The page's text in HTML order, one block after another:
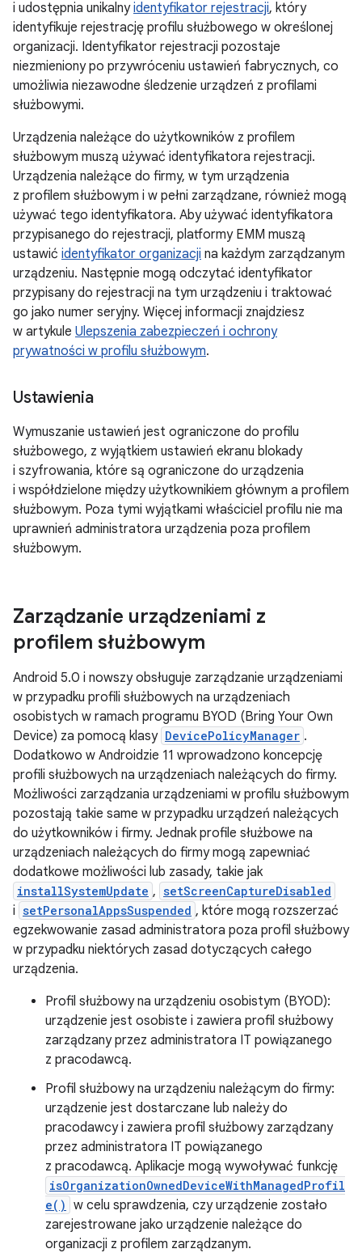
i udostępnia unikalnyidentyfikator rejestracji, który
identyfikuje rejestrację profilu służbowego w określonej
organizacji. Identyfikator rejestracji pozostaje
niezmieniony po przywróceniu ustawień fabrycznych, co
umożliwia niezawodne śledzenie urządzeń z profilami
służbowymi.
Urządzenia należące do użytkowników z profilem
służbowym muszą używać identyfikatora rejestracji.
Urządzenia należące do firmy, w tym urządzenia
z profilem służbowym i w pełni zarządzane, również mogą
używać tego identyfikatora. Aby używać identyfikatora
przypisanego do rejestracji, platformy EMM muszą
ustawić identyfikator organizacji na każdym zarządzanym
urządzeniu. Następnie mogą odczytać identyfikator
przypisany do rejestracji na tym urządzeniu i traktować
go jako numer seryjny. Więcej informacji znajdziesz
w artykule Ulepszenia zabezpieczeń i ochrony
prywatności w profilu służbowym.
Ustawienia
Wymuszanie ustawień jest ograniczone do profilu
służbowego, z wyjątkiem ustawień ekranu blokady
i szyfrowania, które są ograniczone do urządzenia
i współdzielone między użytkownikiem głównym a profilem
służbowym. Poza tymi wyjątkami właściciel profilu nie ma
uprawnień administratora urządzenia poza profilem
służbowym.
Zarządzanie urządzeniami z
profilem służbowym
Android 5.0 i nowszy obsługuje zarządzanie urządzeniami
w przypadku profili służbowych na urządzeniach
osobistych w ramach programu BYOD (Bring Your Own
Device) za pomocą klasy DevicePolicyManager .
Dodatkowo w Androidzie 11 wprowadzono koncepcję
profili służbowych na urządzeniach należących do firmy.
Możliwości zarządzania urządzeniami w profilu służbowym
pozostają takie same w przypadku urządzeń należących
do użytkowników i firmy. Jednak profile służbowe na
urządzeniach należących do firmy mogą zapewniać
dodatkowe możliwości lub zasady, takie jak
installSystemUpdate , setScreenCaptureDisabled
i setPersonalAppsSuspended , które mogą rozszerzać
egzekwowanie zasad administratora poza profil służbowy
w przypadku niektórych zasad dotyczących całego
urządzenia.
Profil służbowy na urządzeniu osobistym (BYOD):
urządzenie jest osobiste i zawiera profil służbowy
zarządzany przez administratora IT powiązanego
z pracodawcą.
Profil służbowy na urządzeniu należącym do firmy:
urządzenie jest dostarczane lub należy do
pracodawcy i zawiera profil służbowy zarządzany
przez administratora IT powiązanego
z pracodawcą. Aplikacje mogą wywoływać funkcję
isOrganizationOwnedDeviceWithManagedProfil
e() w celu sprawdzenia, czy urządzenie zostało
zarejestrowane jako urządzenie należące do
organizacji z profilem zarządzanym.